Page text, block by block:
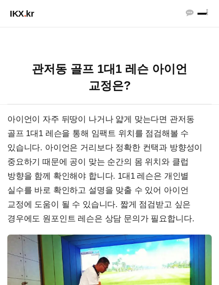
IKX.kr
관저동 골프 1대1 레슨 아이언
교정은?
아이언이 자주 뒤땅이 나거나 얇게 맞는다면 관저동
골프 1대1 레슨을 통해 임팩트 위치를 점검해볼 수
있습니다. 아이언은 거리보다 정확한 컨택과 방향성이
중요하기 때문에 공이 맞는 순간의 몸 위치와 클럽
방향을 함께 확인해야 합니다. 1대1 레슨은 개인별
실수를 바로 확인하고 설명을 맞출 수 있어 아이언
교정에 도움이 될 수 있습니다. 짧게 점검받고 싶은
경우에도 원포인트 레슨은 상담 문의가 필요합니다.